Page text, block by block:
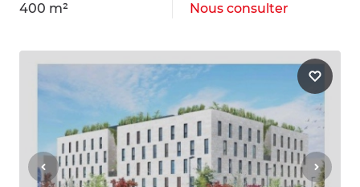
400 m² Nous consulter